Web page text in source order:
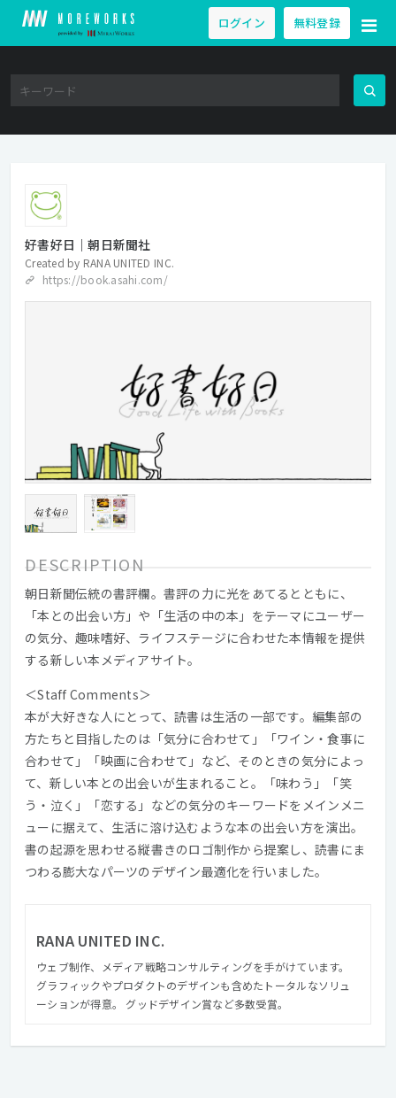
ログイン 無料登録
好書好日｜朝日新聞社
Created by RANA UNITED INC.
https://book.asahi.com/
DESCRIPTION
朝日新聞伝統の書評欄。書評の力に光をあてるとともに、
「本との出会い方」や「生活の中の本」をテーマにユーザー
の気分、趣味嗜好、ライフステージに合わせた本情報を提供
する新しい本メディアサイト。
＜Staff Comments＞
本が大好きな人にとって、読書は生活の一部です。編集部の
方たちと目指したのは「気分に合わせて」「ワイン・食事に
合わせて」「映画に合わせて」など、そのときの気分によっ
て、新しい本との出会いが生まれること。「味わう」「笑
う・泣く」「恋する」などの気分のキーワードをメインメニ
ューに据えて、生活に溶け込むような本の出会い方を演出。
書の起源を思わせる縦書きのロゴ制作から提案し、読書にま
つわる膨大なパーツのデザイン最適化を行いました。
RANA UNITED INC.
ウェブ制作、メディア戦略コンサルティングを手がけています。
グラフィックやプロダクトのデザインも含めたトータルなソリュ
ーションが得意。 グッドデザイン賞など多数受賞。